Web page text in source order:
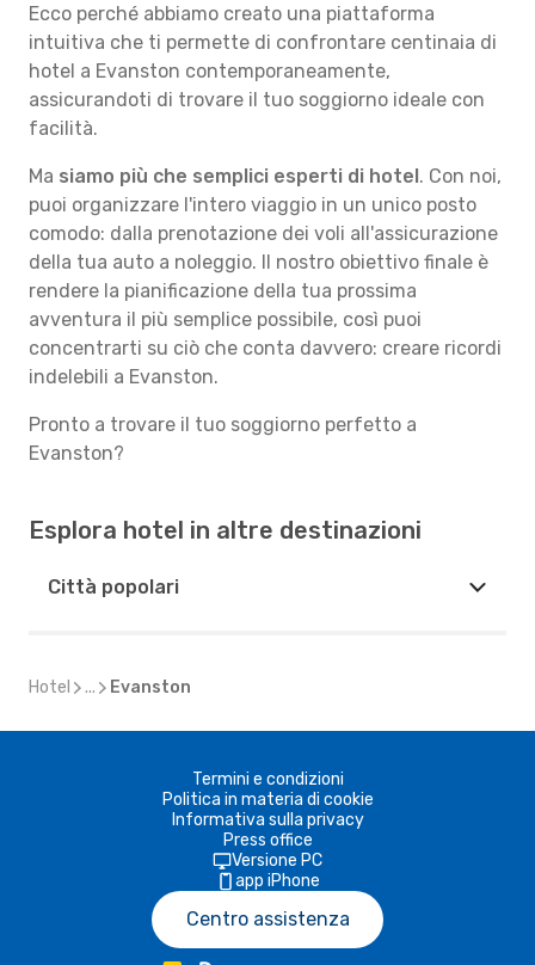
Ecco perché abbiamo creato una piattaforma
intuitiva che ti permette di confrontare centinaia di
hotel a Evanston contemporaneamente,
assicurandoti di trovare il tuo soggiorno ideale con
facilità.
Ma siamo più che semplici esperti di hotel. Con noi,
puoi organizzare l'intero viaggio in un unico posto
comodo: dalla prenotazione dei voli all'assicurazione
della tua auto a noleggio. Il nostro obiettivo finale è
rendere la pianificazione della tua prossima
avventura il più semplice possibile, così puoi
concentrarti su ciò che conta davvero: creare ricordi
indelebili a Evanston.
Pronto a trovare il tuo soggiorno perfetto a
Evanston?
Esplora hotel in altre destinazioni
Città popolari
Hotel ... Evanston
Termini e condizioni
Politica in materia di cookie
Informativa sulla privacy
Press office
Versione PC
app iPhone
Centro assistenza